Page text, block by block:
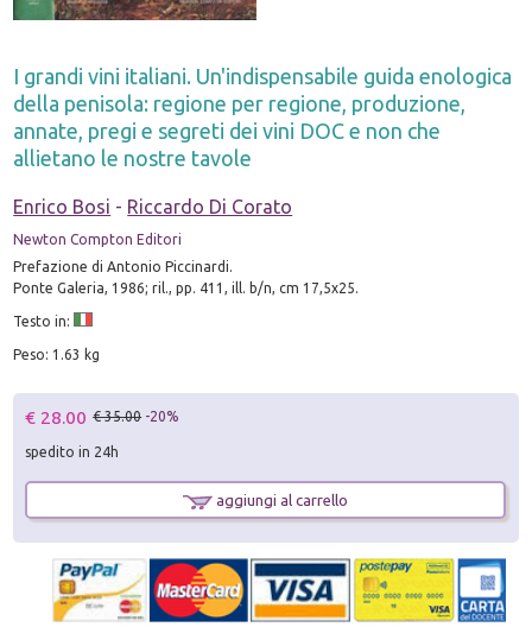
I grandi vini italiani. Un'indispensabile guida enologica
della penisola: regione per regione, produzione,
annate, pregi e segreti dei vini DOC e non che
allietano le nostre tavole
Enrico Bosi - Riccardo Di Corato
Newton Compton Editori
Prefazione di Antonio Piccinardi.
Ponte Galeria, 1986; ril., pp. 411, ill. b/n, cm 17,5x25.
Testo in:
Peso: 1.63 kg
€ 28.00 € 35.00 -20%
spedito in 24h
aggiungi al carrello